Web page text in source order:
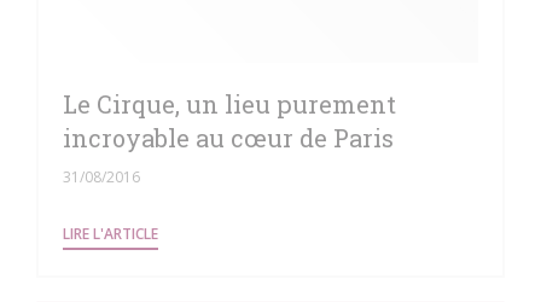
Le Cirque, un lieu purement
incroyable au cœur de Paris
31/08/2016
LIRE L'ARTICLE((OUVRE UNE NOUVELLE FENÊTRE))